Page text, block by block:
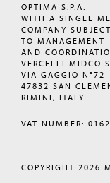
OPTIMA S.P.A.
WITH A SINGLE
COMPANY SUBJECT
TO MANAGEMENT
AND
VERCELLI MIDCO
VIA GAGGIO N°72
47832 SAN
RIMINI, ITALY
VAT NUMBER:
COPYRIGHT 2026